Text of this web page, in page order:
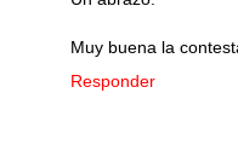
Muy buena la
Responder